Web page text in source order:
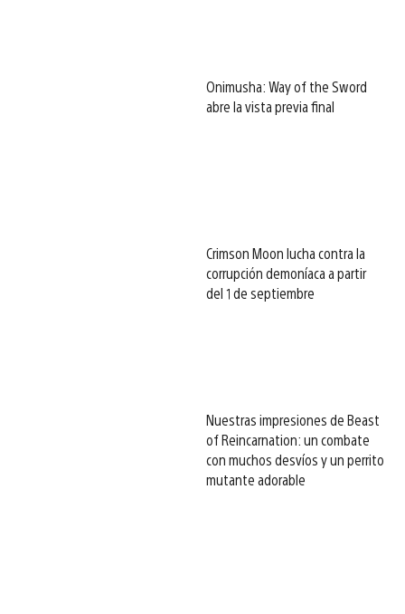
Onimusha: Way of the Sword
abre la vista previa final
Crimson Moon lucha contra la
corrupción demoníaca a partir
del 1 de septiembre
Nuestras impresiones de Beast
of Reincarnation: un combate
con muchos desvíos y un perrito
mutante adorable